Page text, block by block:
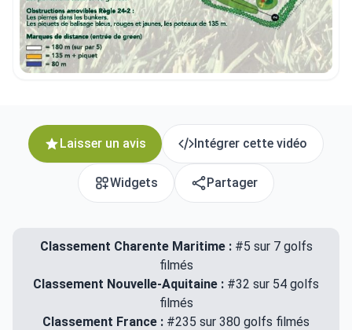
Laisser un avis Intégrer cette vidéo
Widgets Partager
Classement Charente Maritime :#5 sur 7 golfs
filmés
Classement Nouvelle-Aquitaine : #32 sur 54 golfs
filmés
Classement France : #235 sur 380 golfs filmés